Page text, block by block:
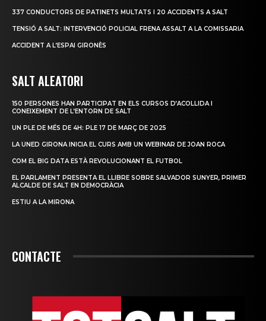
337 CONDUCTORS DE PATINETS MULTATS I 20 ACCIDENTS A SALT
TENSIÓ A SALT: INTERVENCIÓ POLICIAL FRENA ASSALT A LA COMISSARIA
ACCIDENT A L’ESPAI GIRONÈS
SALT ALEATORI
150 PERSONES HAN PARTICIPAT EN ELS CURSOS D’ACOLLIDA I
CONEIXEMENT DE L’ENTORN DE SALT
UN PLE DE MÉS DE 4H: PLE 17 DE MARÇ DE 2025
LA UNED GIRONA INICIA EL CURS AMB UN WEBINAR DE JOAN ROCA
COM EL BIG DATA ESTÀ REVOLUCIONANT EL FUTBOL
EL PARLAMENT PRESENTA EL LLIBRE SOBRE SALVADOR SUNYER, PRIMER
ALCALDE DE SALT EN DEMOCRÀCIA
ESTIU A LA MIRONA
CONTACTE